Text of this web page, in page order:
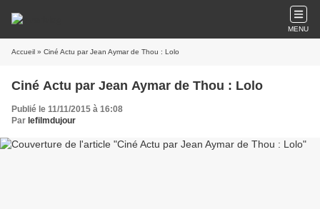
MENU
Accueil » Ciné Actu par Jean Aymar de Thou : Lolo
Ciné Actu par Jean Aymar de Thou : Lolo
Publié le 11/11/2015 à 16:08
Par lefilmdujour